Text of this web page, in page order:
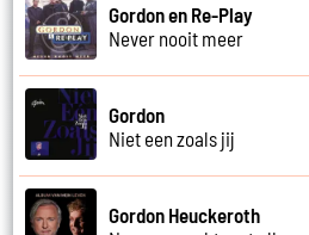
Gordon en Re-Play
Never nooit meer
Gordon
Niet een zoals jij
Gordon Heuckeroth